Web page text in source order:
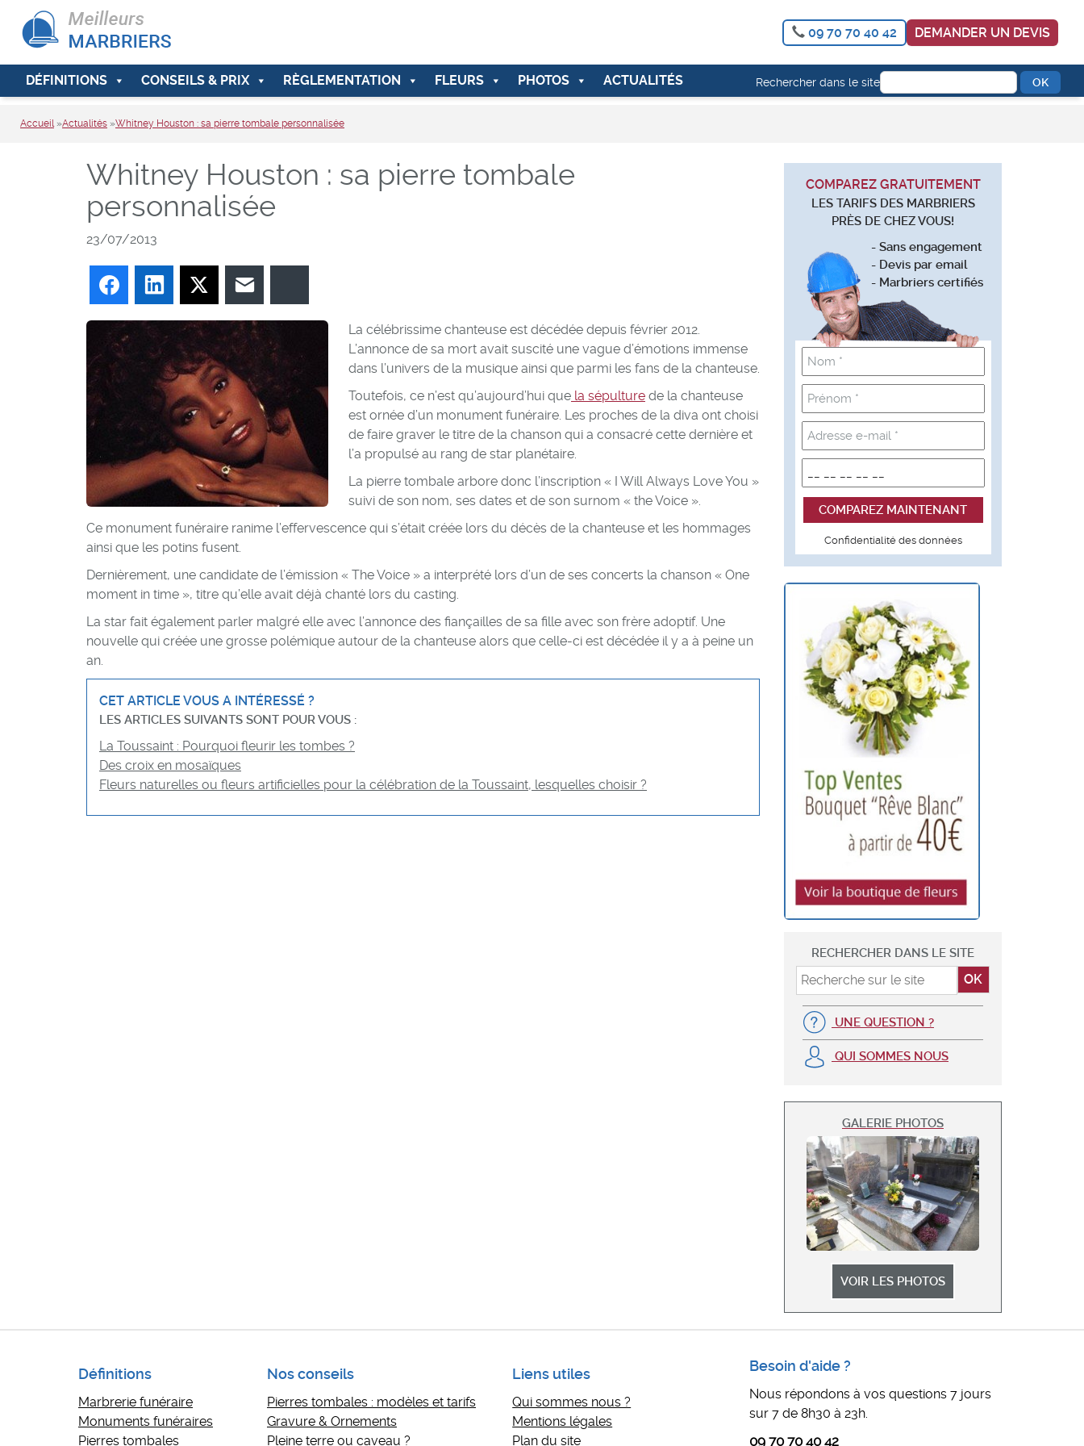
09 70 70 40 42 DEMANDER UN DEVIS
DÉFINITIONS CONSEILS & PRIX RÈGLEMENTATION FLEURS PHOTOS ACTUALITÉS Rechercher dans le site
Accueil»Actualités »Whitney Houston : sa pierre tombale personnalisée
Whitney Houston : sa pierre tombale
personnalisée
23/07/2013
FacebookLinkedIn Twitter
La célébrissime chanteuse est décédée depuis février 2012.
L’annonce de sa mort avait suscité une vague d’émotions immense
dans l’univers de la musique ainsi que parmi les fans de la chanteuse.
Toutefois, ce n’est qu’aujourd’hui que la sépulture de la chanteuse
est ornée d’un monument funéraire. Les proches de la diva ont choisi
de faire graver le titre de la chanson qui a consacré cette dernière et
l’a propulsé au rang de star planétaire.
La pierre tombale arbore donc l’inscription « I Will Always Love You »
suivi de son nom, ses dates et de son surnom « the Voice ».
Ce monument funéraire ranime l’effervescence qui s’était créée lors du décès de la chanteuse et les hommages
ainsi que les potins fusent.
Dernièrement, une candidate de l’émission « The Voice » a interprété lors d’un de ses concerts la chanson « One
moment in time », titre qu’elle avait déjà chanté lors du casting.
La star fait également parler malgré elle avec l’annonce des fiançailles de sa fille avec son frère adoptif. Une
nouvelle qui créée une grosse polémique autour de la chanteuse alors que celle-ci est décédée il y a à peine un
an.
CET ARTICLE VOUS A INTÉRESSÉ ?
LES ARTICLES SUIVANTS SONT POUR VOUS :
La Toussaint : Pourquoi fleurir les tombes ?
Des croix en mosaïques
Fleurs naturelles ou fleurs artificielles pour la célébration de la Toussaint, lesquelles choisir ?
COMPAREZ GRATUITEMENT
LES TARIFS DES MARBRIERS
PRÈS DE CHEZ VOUS!
- Sans engagement
- Devis par email
- Marbriers certifiés
Confidentialité des données
RECHERCHER DANS LE SITE
UNE QUESTION ?
QUI SOMMES NOUS
GALERIE PHOTOS
VOIR LES PHOTOS
Définitions
Marbrerie funéraire
Monuments funéraires
Pierres tombales
Nos conseils
Pierres tombales : modèles et tarifs
Gravure & Ornements
Pleine terre ou caveau ?
Liens utiles
Qui sommes nous ?
Mentions légales
Plan du site
Besoin d'aide ?
Nous répondons à vos questions 7 jours
sur 7 de 8h30 à 23h.
09 70 70 40 42